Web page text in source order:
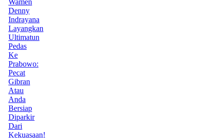
Denny
Indrayana
Layangkan
Ultimatun
Pedas
Ke
Prabowo:
Pecat
Gibran
Atau
Anda
Bersiap
Diparkir
Dari
Kekuasaan!